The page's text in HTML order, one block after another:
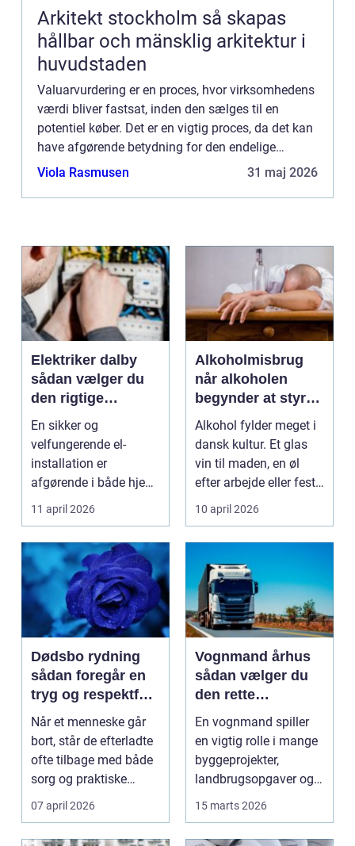
Arkitekt stockholm så skapas
hållbar och mänsklig arkitektur i
huvudstaden
Valuarvurdering er en proces, hvor virksomhedens
værdi bliver fastsat, inden den sælges til en
potentiel køber. Det er en vigtig proces, da det kan
have afgørende betydning for den endelige
salgspris og for den overordnede succes for både
Viola Rasmusen 31 maj 2026
Elektriker dalby
sådan vælger du
den rigtige
fagmand til dine
el-opgaver
En sikker og
velfungerende el-
installation er
afgørende i både hjem,
virksomhed og
institution. Når ...
11 april 2026
Alkoholmisbrug
når alkoholen
begynder at styre
hverdagen
Alkohol fylder meget i
dansk kultur. Et glas
vin til maden, en øl
efter arbejde eller fest i
weekend...
10 april 2026
Dødsbo rydning
sådan foregår en
tryg og respektfuld
proces
Når et menneske går
bort, står de efterladte
ofte tilbage med både
sorg og praktiske
opgaver. En af ...
07 april 2026
Vognmand århus
sådan vælger du
den rette
samarbejdspartner
En vognmand spiller
en vigtig rolle i mange
byggeprojekter,
landbrugsopgaver og
15 marts 2026